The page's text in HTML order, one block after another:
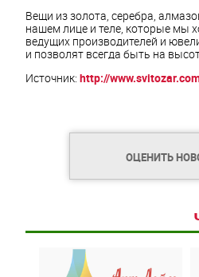
Вещи из золота, серебра,
нашем лице и теле, которые мы
ведущих производителей и
и позволят всегда быть на
Источник: http://
ОЦЕНИТЬ